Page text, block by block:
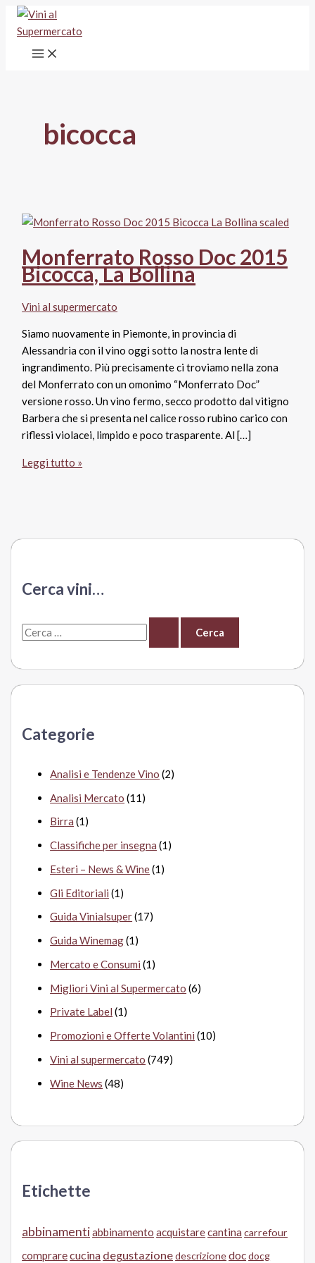
Vai
contenuto
bicocca
Monferrato Rosso Doc 2015
Bicocca, La Bollina
Vini al supermercato
Siamo nuovamente in Piemonte, in provincia di
Alessandria con il vino oggi sotto la nostra lente di
ingrandimento. Più precisamente ci troviamo nella zona
del Monferrato con un omonimo “Monferrato Doc”
versione rosso. Un vino fermo, secco prodotto dal vitigno
Barbera che si presenta nel calice rosso rubino carico con
riflessi violacei, limpido e poco trasparente. Al […]
Monferrato
Leggi tutto »
Cerca vini…
C
r
:Categorie
Analisi e Tendenze Vino (2)
Analisi Mercato (11)
Birra (1)
Classifiche per insegna (1)
Esteri – News & Wine(1)
Gli Editoriali (1)
Guida Vinialsuper(17)
Guida Winemag(1)
Mercato e Consumi (1)
Migliori Vini al Supermercato (6)
Private Label (1)
Promozioni e Offerte Volantini (10)
Vini al supermercato (749)
Wine News (48)
Etichette
abbinamentiabbinamento acquistarecantina carrefour
comprarecucina degustazionedescrizionedocdocg